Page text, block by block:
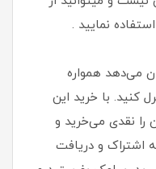
می‌دهد همواره
کنید. با خرید این
را نقدی می‌خرید و
اشتراک و دریافت